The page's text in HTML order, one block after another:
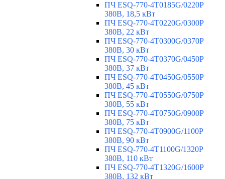
ПЧ ESQ-770-4T0185G/0220P
380В, 18,5 кВт
ПЧ ESQ-770-4T0220G/0300P
380В, 22 кВт
ПЧ ESQ-770-4T0300G/0370P
380В, 30 кВт
ПЧ ESQ-770-4T0370G/0450P
380В, 37 кВт
ПЧ ESQ-770-4T0450G/0550P
380В, 45 кВт
ПЧ ESQ-770-4T0550G/0750P
380В, 55 кВт
ПЧ ESQ-770-4T0750G/0900P
380В, 75 кВт
ПЧ ESQ-770-4T0900G/1100P
380В, 90 кВт
ПЧ ESQ-770-4T1100G/1320P
380В, 110 кВт
ПЧ ESQ-770-4T1320G/1600P
380В, 132 кВт